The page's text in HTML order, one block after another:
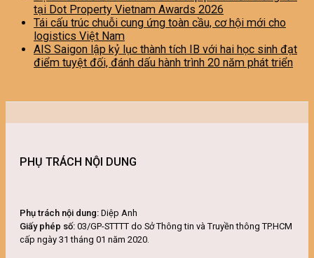
tại Dot Property Vietnam Awards 2026
Tái cấu trúc chuỗi cung ứng toàn cầu, cơ hội mới cho
logistics Việt Nam
AIS Saigon lập kỷ lục thành tích IB với hai học sinh đạt
điểm tuyệt đối, đánh dấu hành trình 20 năm phát triển
PHỤ TRÁCH NỘI DUNG
Phụ trách nội dung: Diệp Anh
Giấy phép số: 03/GP-STTTT do Sở Thông tin và Truyền thông TP.HCM
cấp ngày 31 tháng 01 năm 2020.